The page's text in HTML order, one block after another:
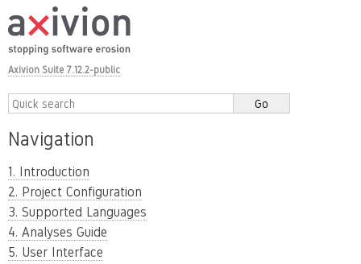
Axivion Suite 7.12.2-public
Navigation
1. Introduction
2. Project Configuration
3. Supported Languages
4. Analyses Guide
5. User Interface